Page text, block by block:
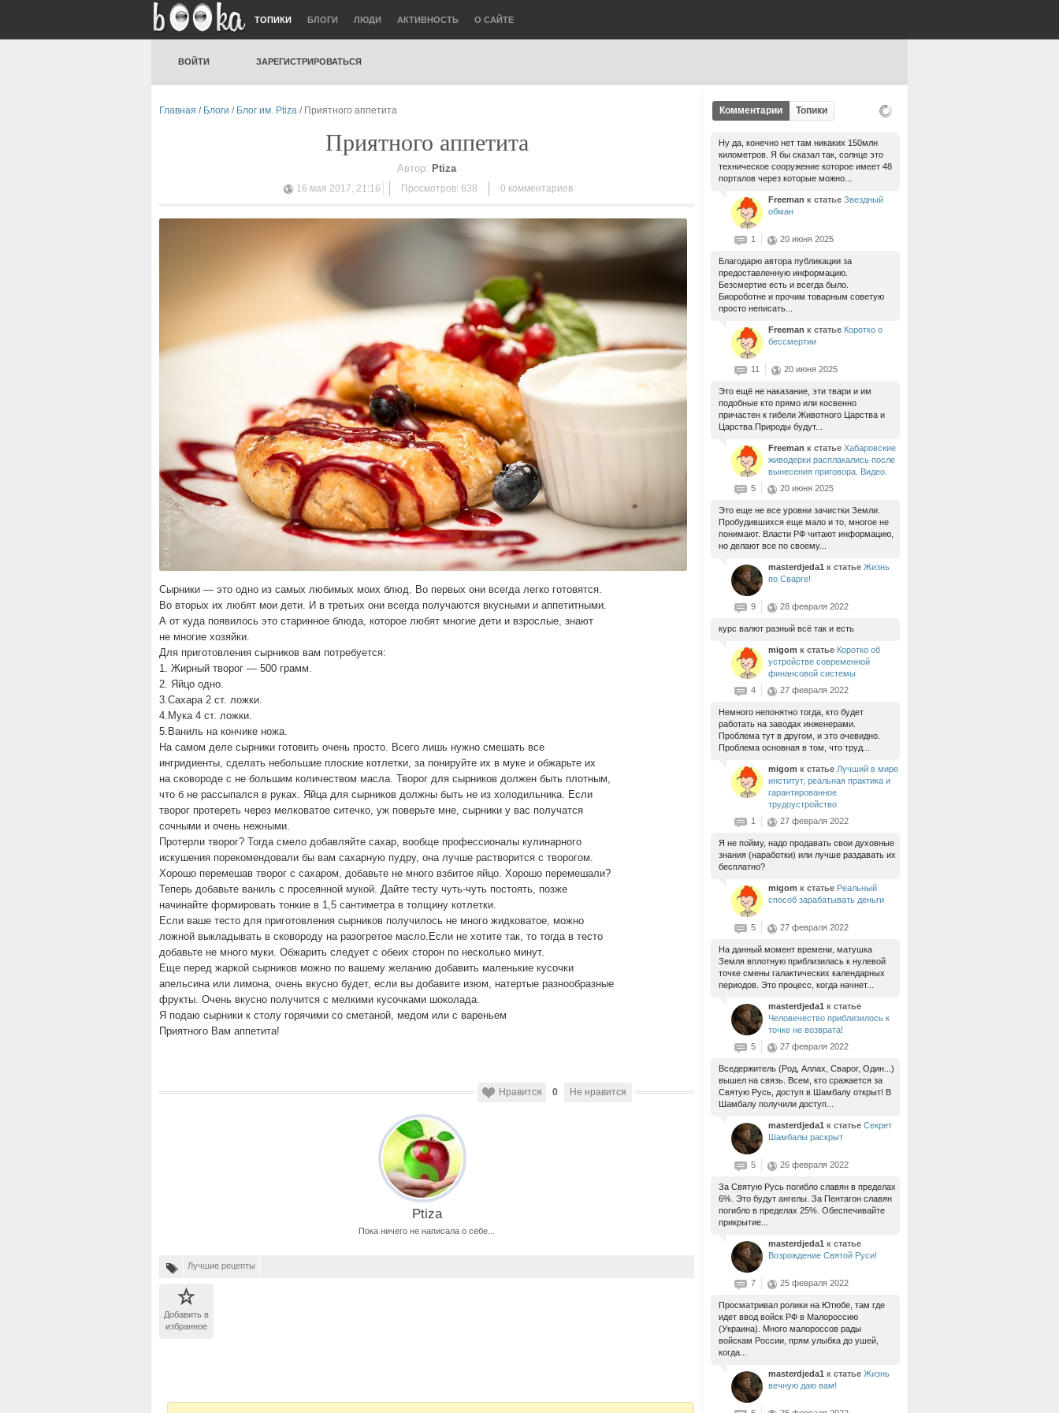
ТОПИКИ БЛОГИ ЛЮДИ АКТИВНОСТЬ О САЙТЕ
ВОЙТИ ЗАРЕГИСТРИРОВАТЬСЯ
Главная / Блоги / Блог им. Ptiza / Приятного аппетита
Приятного аппетита
Автор: Ptiza
16 мая 2017, 21:16 Просмотров: 638 0 комментариев
Сырники — это одно из самых любимых моих блюд. Во первых они всегда легко готовятся.
Во вторых их любят мои дети. И в третьих они всегда получаются вкусными и аппетитными.
А от куда появилось это старинное блюда, которое любят многие дети и взрослые, знают
не многие хозяйки.
Для приготовления сырников вам потребуется:
1. Жирный творог — 500 грамм.
2. Яйцо одно.
3.Сахара 2 ст. ложки.
4.Мука 4 ст. ложки.
5.Ваниль на кончике ножа.
На самом деле сырники готовить очень просто. Всего лишь нужно смешать все
ингридиенты, сделать небольшие плоские котлетки, за понируйте их в муке и обжарьте их
на сковороде с не большим количеством масла. Творог для сырников должен быть плотным,
что б не рассыпался в руках. Яйца для сырников должны быть не из холодильника. Если
творог протереть через мелковатое ситечко, уж поверьте мне, сырники у вас получатся
сочными и очень нежными.
Протерли творог? Тогда смело добавляйте сахар, вообще профессионалы кулинарного
искушения порекомендовали бы вам сахарную пудру, она лучше растворится с творогом.
Хорошо перемешав творог с сахаром, добавьте не много взбитое яйцо. Хорошо перемешали?
Теперь добавьте ваниль с просеянной мукой. Дайте тесту чуть-чуть постоять, позже
начинайте формировать тонкие в 1,5 сантиметра в толщину котлетки.
Если ваше тесто для приготовления сырников получилось не много жидковатое, можно
ложной выкладывать в сковороду на разогретое масло.Если не хотите так, то тогда в тесто
добавьте не много муки. Обжарить следует с обеих сторон по несколько минут.
Еще перед жаркой сырников можно по вашему желанию добавить маленькие кусочки
апельсина или лимона, очень вкусно будет, если вы добавите изюм, натертые разнообразные
фрукты. Очень вкусно получится с мелкими кусочками шоколада.
Я подаю сырники к столу горячими со сметаной, медом или с вареньем
Приятного Вам аппетита!
Нравится 0 Не нравится
Ptiza
Пока ничего не написала о себе...
Лучшие рецепты
Добавить в
избранное
Комментарии Топики
Ну да, конечно нет там никаких 150млн
километров. Я бы сказал так, солнце это
техническое сооружение которое имеет 48
порталов через которые можно...
Freeman к статье Звездный
обман
1 20 июня 2025
Благодарю автора публикации за
предоставленную информацию.
Безсмертие есть и всегда было.
Биороботне и прочим товарным советую
просто неписать...
Freeman к статье Коротко о
бессмертии
11 20 июня 2025
Это ещё не наказание, эти твари и им
подобные кто прямо или косвенно
причастен к гибели Животного Царства и
Царства Природы будут...
Freeman к статье Хабаровские
живодерки расплакались после
вынесения приговора. Видео.
5
20 июня 2025
Это еще не все уровни зачистки Земли.
Пробудившихся еще мало и то, многое не
понимают. Власти РФ читают информацию,
но делают все по своему...
masterdjeda1 к статье Жизнь
по Сварге!
9 28 февраля 2022
курс валют разный всё так и есть
migom к статье Коротко об
устройстве современной
финансовой системы
4
27 февраля 2022
Немного непонятно тогда, кто будет
работать на заводах инженерами.
Проблема тут в другом, и это очевидно.
Проблема основная в том, что труд...
migom к статье Лучший в мире
институт, реальная практика и
гарантированное
трудоустройство
1
27 февраля 2022
Я не пойму, надо продавать свои духовные
знания (наработки) или лучше раздавать их
бесплатно?
migom к статье Реальный
способ зарабатывать деньги
5 27 февраля 2022
На данный момент времени, матушка
Земля вплотную приблизилась к нулевой
точке смены галактических календарных
периодов. Это процесс, когда начнет...
masterdjeda1 к статье
Человечество приблизилось к
точке не возврата!
5
27 февраля 2022
Вседержитель (Род, Аллах, Сварог, Один...)
вышел на связь. Всем, кто сражается за
Святую Русь, доступ в Шамбалу открыт! В
Шамбалу получили доступ...
masterdjeda1 к статье Секрет
Шамбалы раскрыт
5 26 февраля 2022
За Святую Русь погибло славян в пределах
6%. Это будут ангелы. За Пентагон славян
погибло в пределах 25%. Обеспечивайте
прикрытие...
masterdjeda1 к статье
Возрождение Святой Руси!
7 25 февраля 2022
Просматривал ролики на Ютюбе, там где
идет ввод войск РФ в Малороссию
(Украина). Много малороссов рады
войскам России, прям улыбка до ушей,
когда...
masterdjeda1 к статье Жизнь
вечную даю вам!